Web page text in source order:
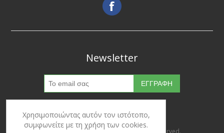
Newsletter
Copyright © 2026 Ypertrofes. All rights reserved.
Χρησιμοποιώντας αυτόν τον ιστότοπο,
συμφωνείτε με τη χρήση των cookies.